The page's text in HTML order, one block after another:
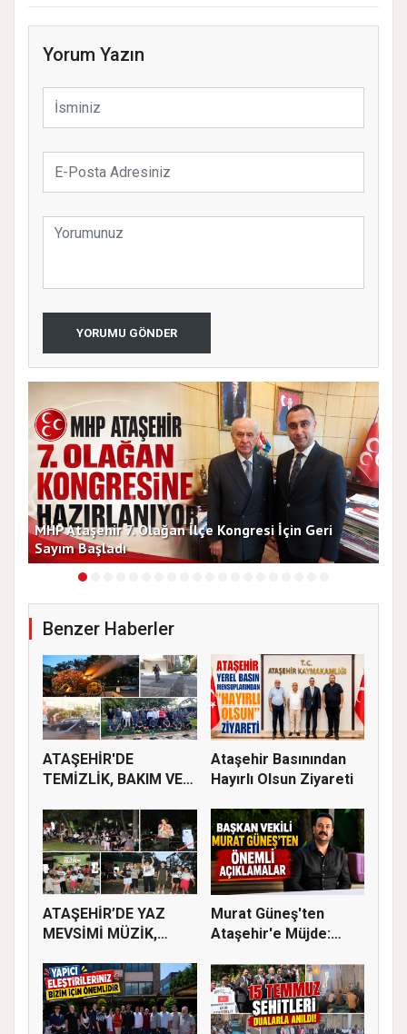
Yorum Yazın
YORUMU GÖNDER
MHP Ataşehir 7. Olağan İlçe Kongresi İçin Geri
Sayım Başladı
Benzer Haberler
ATAŞEHİR'DE
TEMİZLİK, BAKIM VE
Ataşehir Basınından
Hayırlı Olsun Ziyareti
ATAŞEHİR’DE YAZ
MEVSİMİ MÜZİK,
Murat Güneş'ten
Ataşehir'e Müjde: